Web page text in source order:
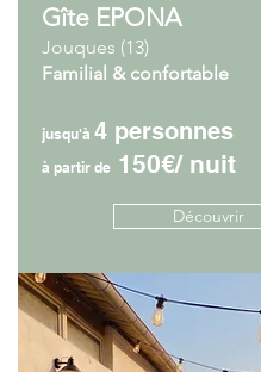
Gîte EPONA
Jouques (13)
Familial & confortable
jusqu'à 4 personnes
à partir de 150€/ nuit
Découvrir